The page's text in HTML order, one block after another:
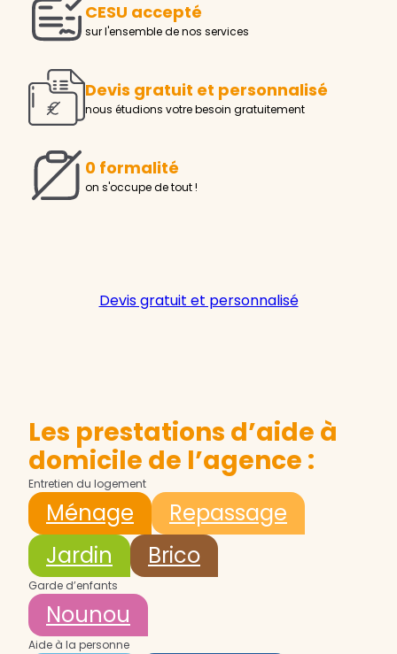
CESU accepté
sur l'ensemble de nos services
Devis gratuit et personnalisé
nous étudions votre besoin gratuitement
0 formalité
on s'occupe de tout !
Devis gratuit et personnalisé
Les prestations d’aide à
domicile de l’agence :
Entretien du logement
Ménage
Repassage
Jardin
Brico
Garde d’enfants
Nounou
Aide à la personne